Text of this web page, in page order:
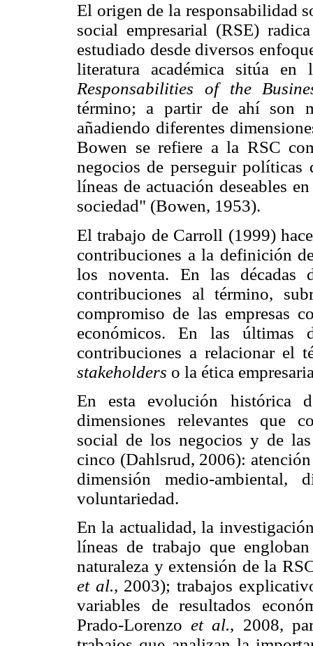
El origen de la responsabilidad
social empresarial (RSE)
estudiado desde diversos
literatura académica sitúa
Responsabilities of the
término; a partir de ahí son
añadiendo diferentes
Bowen se refiere a la RSC
negocios de perseguir políticas
líneas de actuación deseables
sociedad" (Bowen, 1953).
El trabajo de Carroll (1999)
contribuciones a la definición
los noventa. En las décadas
contribuciones al término,
compromiso de las empresas
económicos. En las últimas
contribuciones a relacionar el
stakeholders o la ética
En esta evolución histórica
dimensiones relevantes que
social de los negocios y de
cinco (Dahlsrud, 2006):
dimensión medio-ambiental,
voluntariedad.
En la actualidad, la
líneas de trabajo que
naturaleza y extensión de la
et al., 2003); trabajos
variables de resultados
Prado-Lorenzoet al., 2008,